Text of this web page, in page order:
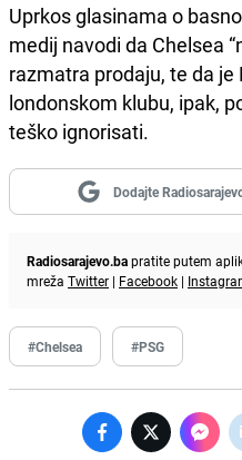
Uprkos glasinama o
medij navodi da Chelsea
razmatra prodaju, te da
londonskom klubu, ipak,
teško ignorisati.
Dodajte
Radiosarajevo.bapratite putem
mreža Twitter | Facebook |
#Chelsea #PSG